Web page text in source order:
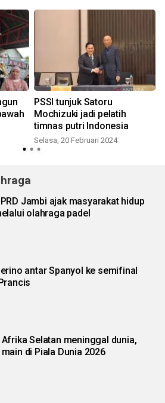
PSSI tunjuk Satoru
Mochizuki jadi pelatih
timnas putri Indonesia
Selasa, 20 Februari 2024
Jambi ajak masyarakat hidup
olahraga padel
antar Spanyol ke semifinal
Afrika Selatan meninggal dunia,
di Piala Dunia 2026